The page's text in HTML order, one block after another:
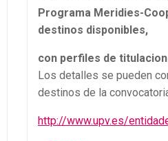
Programa Meridies-
destinos disponibles,
con perfiles de
Los detalles se pueden
destinos de la
http://www.upv.es/